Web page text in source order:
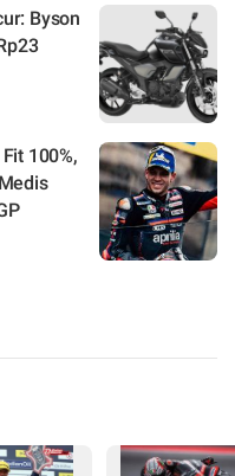
Byson
100%,